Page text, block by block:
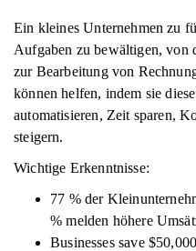
Ein kleines Unternehmen zu
Aufgaben zu bewältigen, von
zur Bearbeitung von
können helfen, indem sie
automatisieren, Zeit sparen,
steigern.
Wichtige Erkenntnisse:
77 % der
% melden höhere
Businesses save